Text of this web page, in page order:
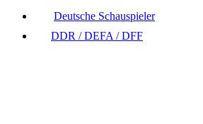
Deutsche Schauspieler
DDR / DEFA / DFF